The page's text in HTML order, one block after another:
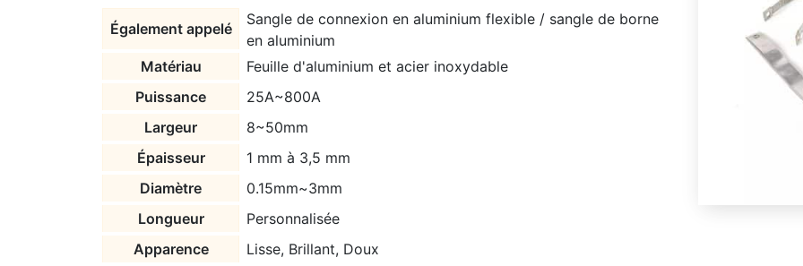
Également appelé
Sangle de connexion en aluminium flexible / sangle de borne
en aluminium
Matériau
Feuille d'aluminium et acier inoxydable
Puissance
25A~800A
Largeur
8~50mm
Épaisseur
1 mm à 3,5 mm
Diamètre
0.15mm~3mm
Longueur
Personnalisée
Apparence
Lisse, Brillant, Doux